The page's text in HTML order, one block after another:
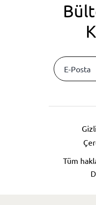
Tüm